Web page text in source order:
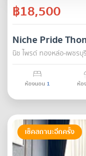
฿18,500
Niche Pride
นิช ไพรด์ ทองหล่อ-เพชรบุ
ห้องนอน 1 ห้อ
เช็คสถานะอีกครั้ง